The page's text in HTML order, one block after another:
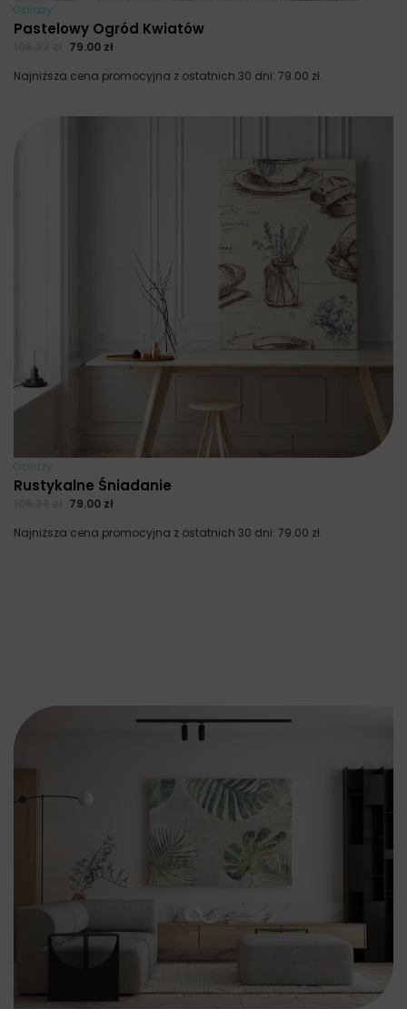
Obrazy
Pastelowy Ogród Kwiatów
79.00 zł
Najniższa cena promocyjna z ostatnich 30 dni: 79.00 zł.
Obrazy
Rustykalne Śniadanie
79.00 zł
Najniższa cena promocyjna z ostatnich 30 dni: 79.00 zł.